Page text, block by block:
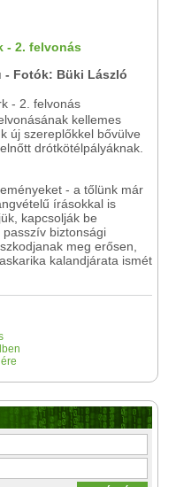
- 2. felvonás
- Fotók: Büki László
kellemes
új szereplőkkel bővülve
drótkötélpályáknak.
- a tőlünk már
írásokkal is
kapcsolják be
biztonsági
meg erősen,
kalandjárata ismét